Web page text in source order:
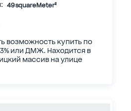
49 squareMeter²
возможность купить по
или ДМЖ. Находится в
массив на улице